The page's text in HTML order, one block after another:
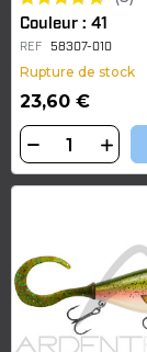
Couleur : 41
REF 58307-010
Rupture de stock
23,60 €